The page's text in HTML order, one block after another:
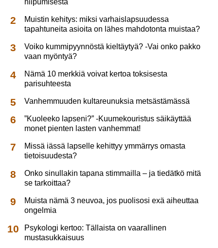
hiipumisesta
Muistin kehitys: miksi varhaislapsuudessa
tapahtuneita asioita on lähes mahdotonta muistaa?
Voiko kummipyynnöstä kieltäytyä? -Vai onko pakko
vaan myöntyä?
Nämä 10 merkkiä voivat kertoa toksisesta
parisuhteesta
Vanhemmuuden kultareunuksia metsästämässä
”Kuoleeko lapseni?” -Kuumekouristus säikäyttää
monet pienten lasten vanhemmat!
Missä iässä lapselle kehittyy ymmärrys omasta
tietoisuudesta?
Onko sinullakin tapana stimmailla – ja tiedätkö mitä
se tarkoittaa?
Muista nämä 3 neuvoa, jos puolisosi exä aiheuttaa
ongelmia
Psykologi kertoo: Tällaista on vaarallinen
mustasukkaisuus